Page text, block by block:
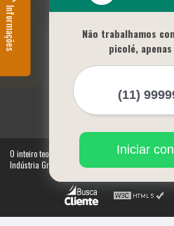
Empresa
Missão
Serviços
Mapa do
Mais
O inteiro teor deste site está sujeito à proteção de
Indústria Gráfica (Lei 9610 de 19/02/1998)
Não trabalhamos
picolé,
Iniciar
Informações